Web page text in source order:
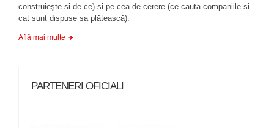
construieşte si de ce) si pe cea de cerere (ce cauta companiile si
cat sunt dispuse sa plătească).
Află mai multe
PARTENERI OFICIALI